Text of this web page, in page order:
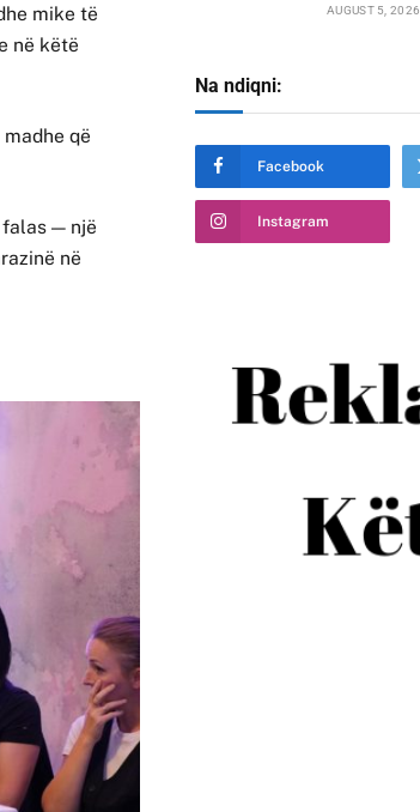
mike të
në këtë
që
— një
në
AUGUST 5, 2026
Na ndiqni:
Facebook
Instagram